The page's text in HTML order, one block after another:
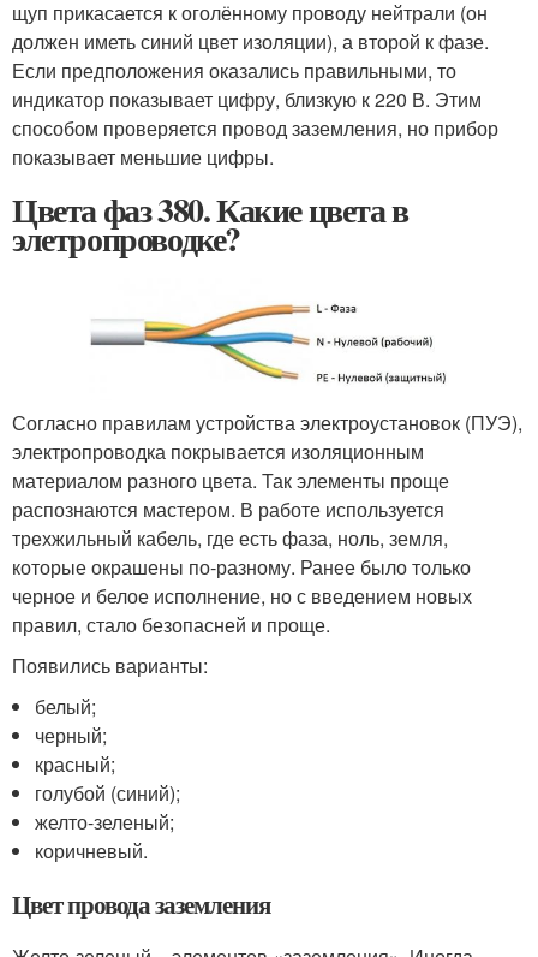
щуп прикасается к оголённому проводу нейтрали (он
должен иметь синий цвет изоляции), а второй к фазе.
Если предположения оказались правильными, то
индикатор показывает цифру, близкую к 220 В. Этим
способом проверяется провод заземления, но прибор
показывает меньшие цифры.
Цвета фаз 380. Какие цвета в
элетропроводке?
Согласно правилам устройства электроустановок (ПУЭ),
электропроводка покрывается изоляционным
материалом разного цвета. Так элементы проще
распознаются мастером. В работе используется
трехжильный кабель, где есть фаза, ноль, земля,
которые окрашены по-разному. Ранее было только
черное и белое исполнение, но с введением новых
правил, стало безопасней и проще.
Появились варианты:
белый;
черный;
красный;
голубой (синий);
желто-зеленый;
коричневый.
Цвет провода заземления